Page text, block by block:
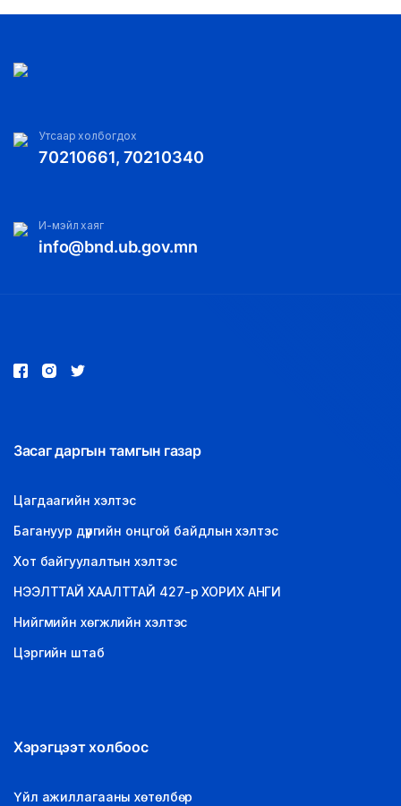
Утсаар холбогдох
70210661, 70210340
И-мэйл хаяг
info@bnd.ub.gov.mn
Засаг даргын тамгын газар
Цагдаагийн хэлтэс
Багануур дүүргийн онцгой байдлын хэлтэс
Хот байгуулалтын хэлтэс
НЭЭЛТТАЙ ХААЛТТАЙ 427-р ХОРИХ АНГИ
Нийгмийн хөгжлийн хэлтэс
Цэргийн штаб
Хэрэгцээт холбоос
Үйл ажиллагааны хөтөлбөр